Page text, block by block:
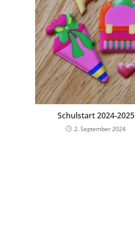
Schulstart 2024-2025
2. September 2024